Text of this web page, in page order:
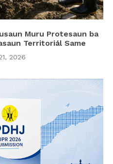
Muru Protesaun ba
Territoriál Same
2026